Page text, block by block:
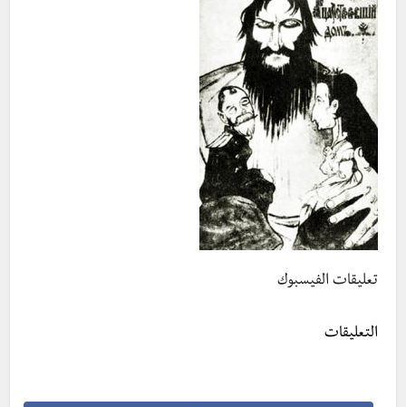
تعليقات الفيسبوك
التعليقات